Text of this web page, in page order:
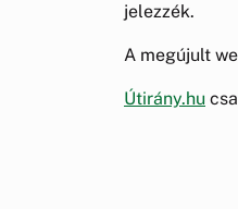
jelezzék.
A megújult
Útirány.hu